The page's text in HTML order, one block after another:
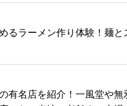
るラーメン作り体験！麺と
有名店を紹介！一風堂や無